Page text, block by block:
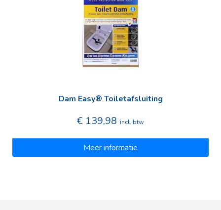
Dam Easy® Toiletafsluiting
€ 139,98 incl. btw
Meer informatie